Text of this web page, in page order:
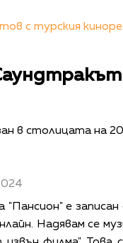
с турския
в столицата на
е
Надявам се